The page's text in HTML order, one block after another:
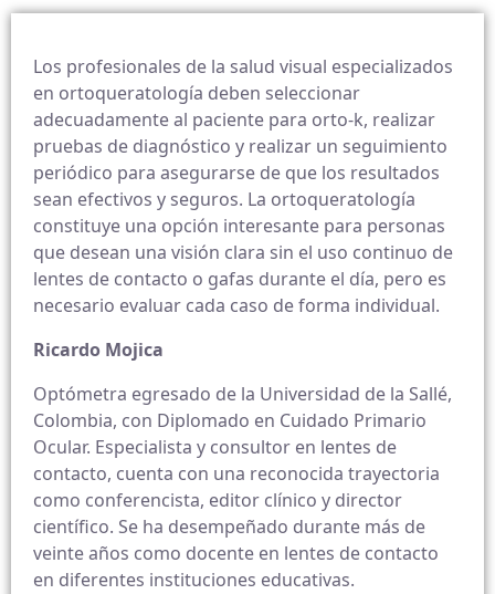
Los profesionales de la salud visual especializados
en ortoqueratología deben seleccionar
adecuadamente al paciente para orto-k, realizar
pruebas de diagnóstico y realizar un seguimiento
periódico para asegurarse de que los resultados
sean efectivos y seguros. La ortoqueratología
constituye una opción interesante para personas
que desean una visión clara sin el uso continuo de
lentes de contacto o gafas durante el día, pero es
necesario evaluar cada caso de forma individual.
Ricardo Mojica
Optómetra egresado de la Universidad de la Sallé,
Colombia, con Diplomado en Cuidado Primario
Ocular. Especialista y consultor en lentes de
contacto, cuenta con una reconocida trayectoria
como conferencista, editor clínico y director
científico. Se ha desempeñado durante más de
veinte años como docente en lentes de contacto
en diferentes instituciones educativas.